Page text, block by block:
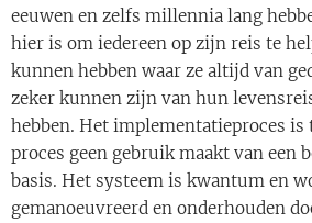
eeuwen en zelfs millennia lang
hier is om iedereen op zijn reis te
kunnen hebben waar ze altijd van
zeker kunnen zijn van hun
hebben. Het implementatieproces is
proces geen gebruik maakt van een
basis. Het systeem is kwantum en
gemanoeuvreerd en onderhouden